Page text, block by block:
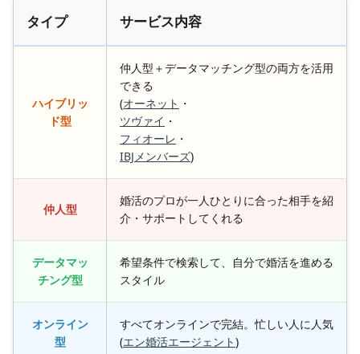
タイプ サービス内容
ハイブリッ
ド型
仲人型＋データマッチング型の両方を活用
できる
(オーネット ・
ツヴァイ ・
フィオーレ ・
IBJメンバーズ)
仲人型
婚活のプロが一人ひとりに合った相手を紹
介・サポートしてくれる
データマッ
チング型
希望条件で検索して、自分で婚活を進める
スタイル
オンライン
型
すべてオンラインで完結。忙しい人に人気
(エン婚活エージェント)